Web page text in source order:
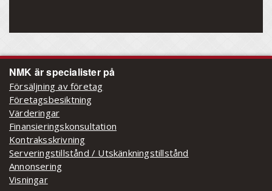
NMK är specialister på
Försäljning av företag
Företagsbesiktning
Värderingar
Finansieringskonsultation
Kontraksskrivning
Serveringstillstånd / Utskänkningstillstånd
Annonsering
Visningar